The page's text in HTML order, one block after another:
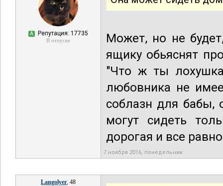
А Репутация: 17735
В отпуске
Может, но не
ящику обьяснят
"Что ж ты
любовника не
соблазн для бабы,
могут сидеть
дорогая и все
7 ноября 2016, понедельник
Langolyer, 48